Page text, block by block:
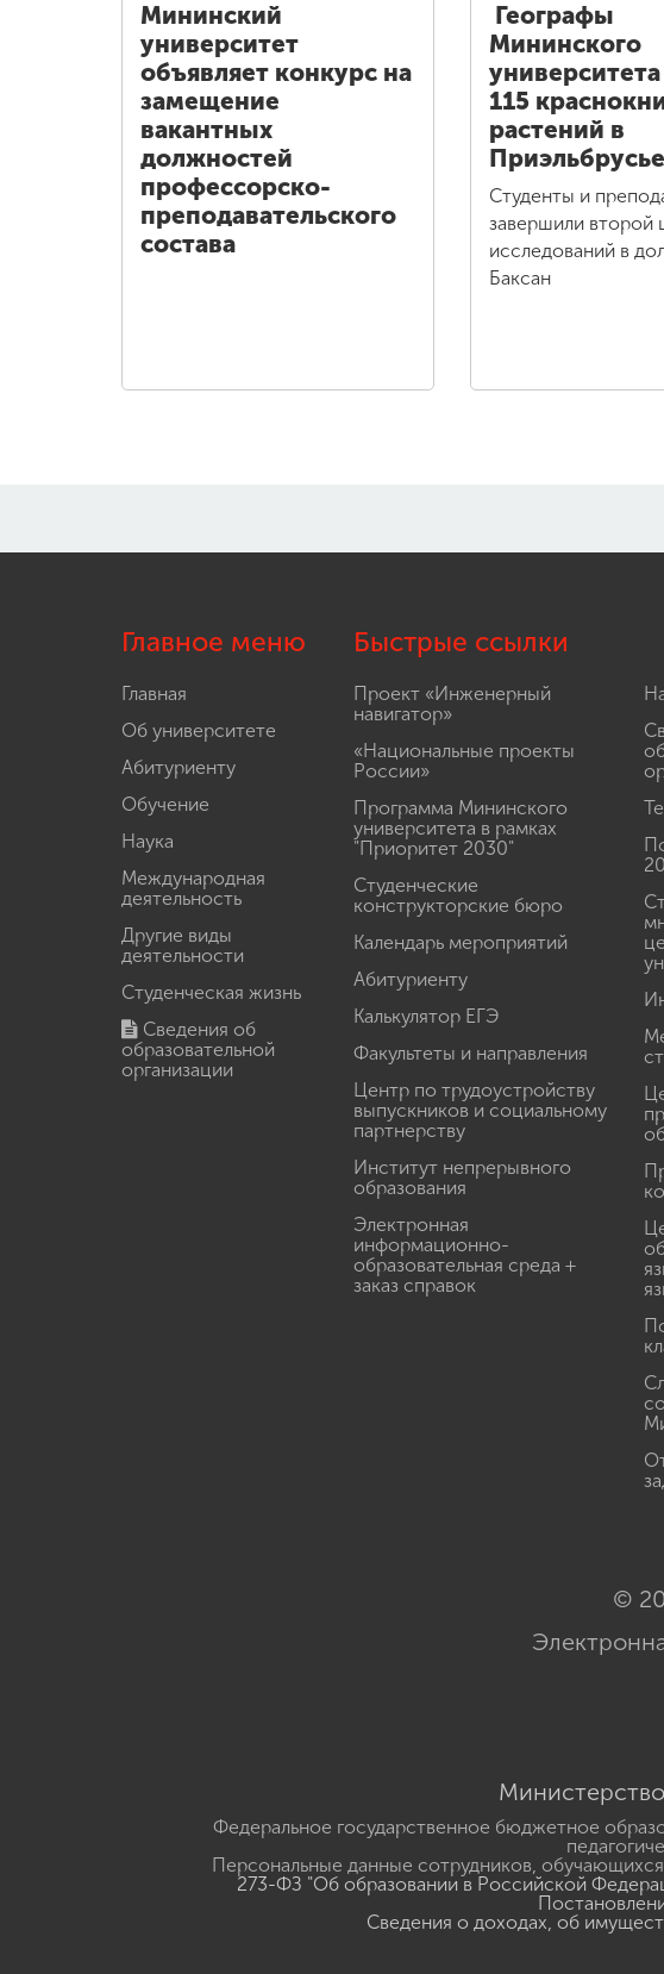
Мининский
университет
объявляет конкурс на
замещение
вакантных
должностей
профессорско-
преподавательского
состава
Географы
Мининского
115
растений в
Приэльбрусье
Студенты и
завершили второй
исследований в
Баксан
Главное меню
Главная
Об университете
Абитуриенту
Обучение
Наука
Международная
деятельность
Другие виды
деятельности
Студенческая жизнь
Сведения об
образовательной
организации
Быстрые ссылки
Проект «Инженерный
навигатор»
«Национальные проекты
России»
Программа Мининского
университета в рамках
"Приоритет 2030"
Студенческие
конструкторские бюро
Календарь мероприятий
Абитуриенту
Калькулятор ЕГЭ
Факультеты и направления
Центр по трудоустройству
выпускников и социальному
партнерству
Институт непрерывного
образования
Электронная
информационно-
образовательная среда +
заказ справок
©
Федеральное государственное бюджетное
Персональные данные сотрудников,
273-ФЗ "Об образовании в Российской
Сведения о доходах, об